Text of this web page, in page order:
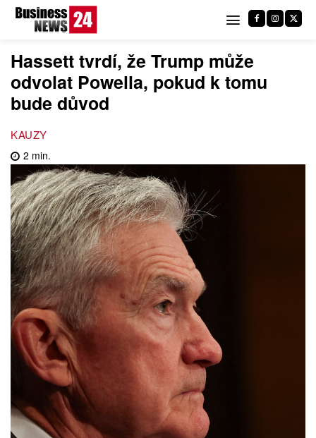
Hassett tvrdí, že Trump může
odvolat Powella, pokud k tomu
bude důvod
KAUZY
2 min.